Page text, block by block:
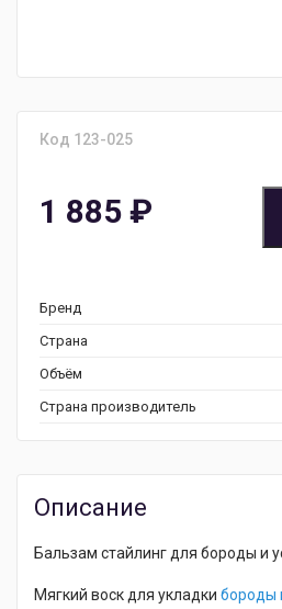
Код 123-025
1 885 ₽
Бренд
Страна
Объём
Страна производитель
Описание
Бальзам стайлинг для бороды и
Мягкий воск для укладки бороды